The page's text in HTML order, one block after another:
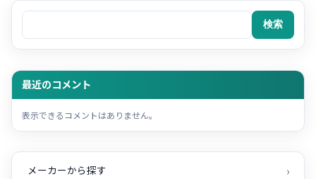
検索
検索
最近のコメント
表示できるコメントはありません。
メーカーから探す